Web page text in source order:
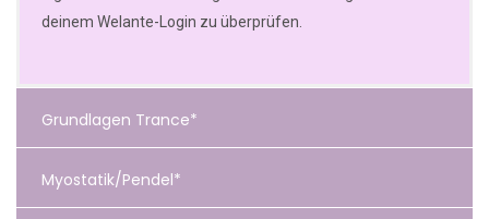
deinem Welante-Login zu überprüfen.
Grundlagen Trance*
Myostatik/Pendel*